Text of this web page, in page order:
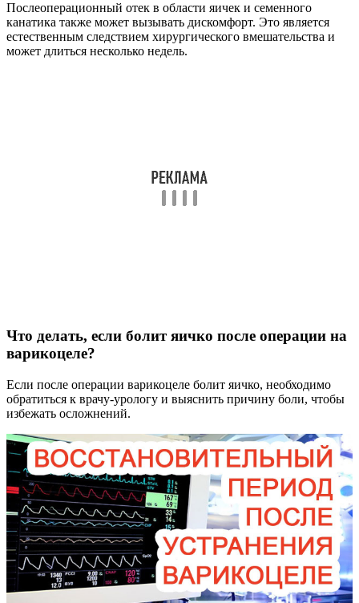
Послеоперационный отек в области яичек и семенного
канатика также может вызывать дискомфорт. Это является
естественным следствием хирургического вмешательства и
может длиться несколько недель.
Что делать, если болит яичко после операции на
варикоцеле?
Если после операции варикоцеле болит яичко, необходимо
обратиться к врачу-урологу и выяснить причину боли, чтобы
избежать осложнений.